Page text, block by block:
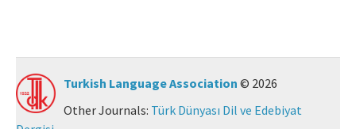
Turkish Language Association © 2026
Other Journals: Türk Dünyası Dil ve Edebiyat